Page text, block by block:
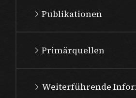
Publikationen
Primärquellen
Weiterführende